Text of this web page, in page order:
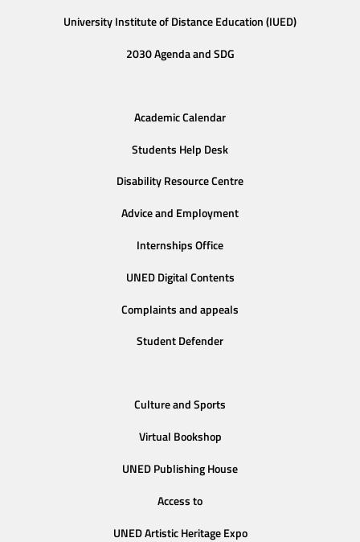
University Institute of Distance Education (IUED)
2030 Agenda and SDG
Academic Calendar
Students Help Desk
Disability Resource Centre
Advice and Employment
Internships Office
UNED Digital Contents
Complaints and appeals
Student Defender
Culture and Sports
Virtual Bookshop
UNED Publishing House
Access to
UNED Artistic Heritage Expo